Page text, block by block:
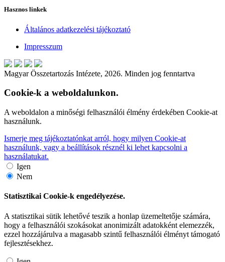
Hasznos linkek
Általános adatkezelési tájékoztató
Impresszum
Magyar Összetartozás Intézete, 2026. Minden jog fenntartva
Cookie-k a weboldalunkon.
A weboldalon a minőségi felhasználói élmény érdekében Cookie-at
használunk.
Ismerje meg tájékoztatónkat arról, hogy milyen Cookie-at
használunk, vagy a beállítások résznél ki lehet kapcsolni a
használatukat.
Igen
Nem
Statisztikai Cookie-k engedélyezése.
A statisztikai sütik lehetővé teszik a honlap üzemeltetője számára,
hogy a felhasználói szokásokat anonimizált adatokként elemezzék,
ezzel hozzájárulva a magasabb szintű felhasználói élményt támogató
fejlesztésekhez.